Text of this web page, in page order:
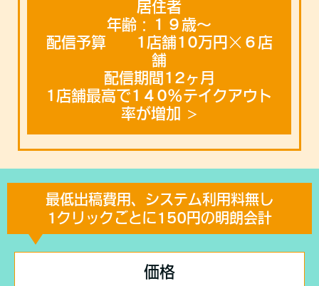
居住者
年齢：１９歳〜
配信予算 1店舗10万円×６店
舗
配信期間12ヶ月
1店舗最高で1４0%テイクアウト
率が増加
最低出稿費用、システム利用料無し
1クリックごとに150円の明朗会計
価格